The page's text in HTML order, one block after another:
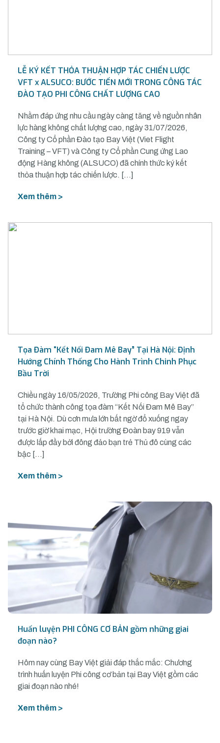
LỄ KÝ KẾT THỎA THUẬN HỢP TÁC CHIẾN LƯỢC
VFT x ALSUCO: BƯỚC TIẾN MỚI TRONG CÔNG TÁC
ĐÀO TẠO PHI CÔNG CHẤT LƯỢNG CAO
Nhằm đáp ứng nhu cầu ngày càng tăng về nguồn nhân
lực hàng không chất lượng cao, ngày 31/07/2026,
Công ty Cổ phần Đào tạo Bay Việt (Viet Flight
Training – VFT) và Công ty Cổ phần Cung ứng Lao
động Hàng không (ALSUCO) đã chính thức ký kết
thỏa thuận hợp tác chiến lược. […]
Xem thêm >
Tọa Đàm “Kết Nối Đam Mê Bay” Tại Hà Nội: Định
Hướng Chính Thống Cho Hành Trình Chinh Phục
Bầu Trời
Chiều ngày 16/05/2026, Trường Phi công Bay Việt đã
tổ chức thành công tọa đàm “Kết Nối Đam Mê Bay”
tại Hà Nội. Dù cơn mưa lớn bất ngờ đổ xuống ngay
trước giờ khai mạc, Hội trường Đoàn bay 919 vẫn
được lấp đầy bởi đông đảo bạn trẻ Thủ đô cùng các
bậc […]
Xem thêm >
Huấn luyện PHI CÔNG CƠ BẢN gồm những giai
đoạn nào?
Hôm nay cùng Bay Việt giải đáp thắc mắc: Chương
trình huấn luyện Phi công cơ bản tại Bay Việt gồm các
giai đoạn nào nhé!
Xem thêm >